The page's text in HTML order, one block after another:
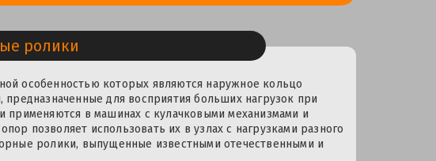
ролики
особенностью которых являются наружное кольцо
для восприятия больших нагрузок при
применяются в машинах с кулачковыми механизмами и
позволяет использовать их в узлах с нагрузками разного
ролики, выпущенные известными отечественными и